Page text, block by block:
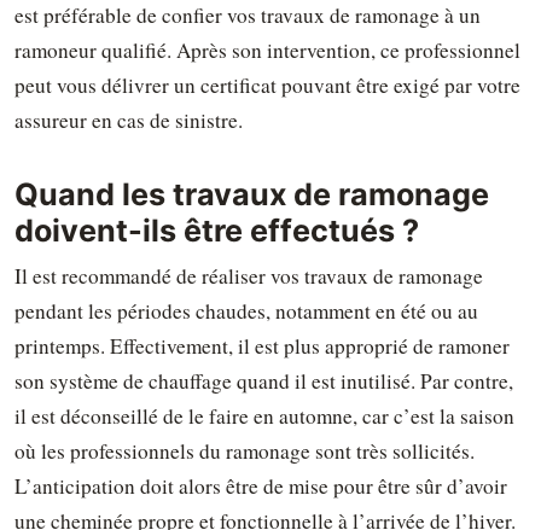
est préférable de confier vos travaux de ramonage à un
ramoneur qualifié. Après son intervention, ce professionnel
peut vous délivrer un certificat pouvant être exigé par votre
assureur en cas de sinistre.
Quand les travaux de ramonage
doivent-ils être effectués ?
Il est recommandé de réaliser vos travaux de ramonage
pendant les périodes chaudes, notamment en été ou au
printemps. Effectivement, il est plus approprié de ramoner
son système de chauffage quand il est inutilisé. Par contre,
il est déconseillé de le faire en automne, car c’est la saison
où les professionnels du ramonage sont très sollicités.
L’anticipation doit alors être de mise pour être sûr d’avoir
une cheminée propre et fonctionnelle à l’arrivée de l’hiver.